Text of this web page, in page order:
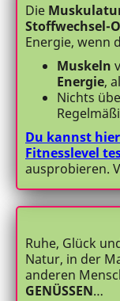
Die
Stoffwechsel-
Energie, wenn
Muskeln
Energie,
Nichts
Du kannst
Fitnesslevel
ausprobieren.
Ruhe, Glück
Natur, in der
anderen
GENÜSSEN…